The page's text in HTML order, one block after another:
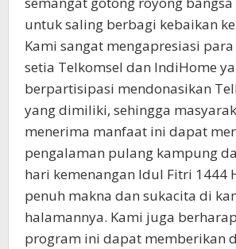
untuk saling berbagi kebaikan
Kami sangat mengapresiasi
setia Telkomsel dan IndiHome
berpartisipasi mendonasikan
yang dimiliki, sehingga
menerima manfaat ini dapat
pengalaman pulang kampung
hari kemenangan Idul Fitri 1444
penuh makna dan sukacita di
halamannya. Kami juga
program ini dapat memberikan